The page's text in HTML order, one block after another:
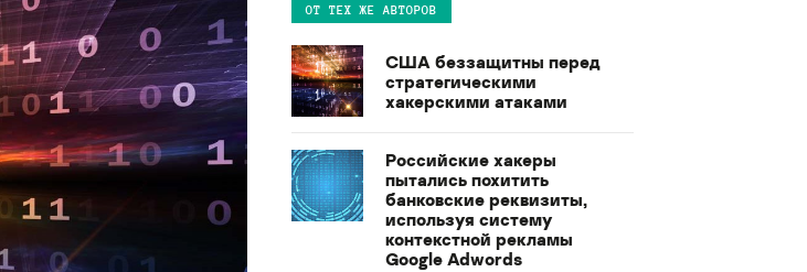
ОТ ТЕХ ЖЕ АВТОРОВ
США беззащитны перед
стратегическими
хакерскими атаками
Российские хакеры
пытались похитить
банковские реквизиты,
используя систему
контекстной рекламы
Google Adwords